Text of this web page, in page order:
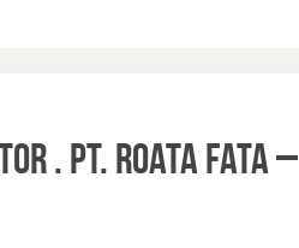
. PT. ROATA FATA –